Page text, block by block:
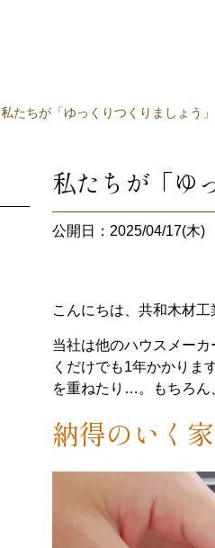
私たちが「ゆっくりつくりましょう
私たちが「ゆ
公開日：2025/04/17(木)
こんにちは、共和木材工
当社は他のハウスメー
くだけでも1年かかりま
を重ねたり…。もちろん
納得のいく